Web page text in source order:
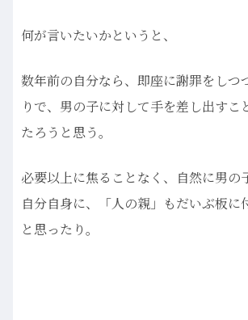
何が言いたいかというと、
数年前の自分なら、即座に謝罪をしつ
りで、男の子に対して手を差し出すこ
たろうと思う。
必要以上に焦ることなく、自然に男の
自分自身に、「人の親」もだいぶ板に
と思ったり。